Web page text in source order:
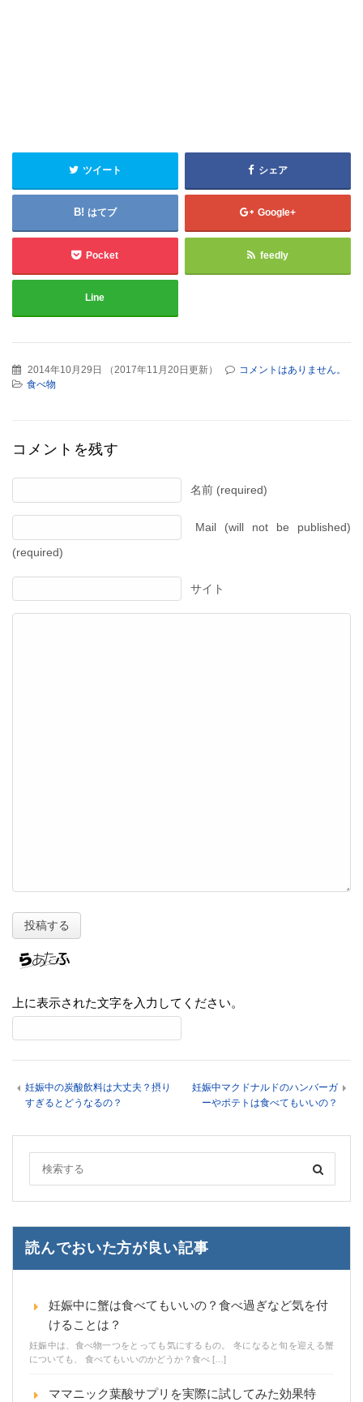
ツイート シェア
はてブ Google+
Pocket feedly
Line
2014年10月29日 （2017年11月20日更新）
コメントはありません。
食べ物
コメントを残す
名前 (required)
Mail (will not be published)
(required)
サイト
上に表示された文字を入力してください。
妊娠中の炭酸飲料は大丈夫？摂り
すぎるとどうなるの？
妊娠中マクドナルドのハンバーガ
ーやポテトは食べてもいいの？
読んでおいた方が良い記事
妊娠中に蟹は食べてもいいの？食べ過ぎなど気を付
けることは？
妊娠中は、食べ物一つをとっても気にするもの。 冬になると旬を迎える蟹
についても、 食べてもいいのかどうか？食べ […]
ママニック葉酸サプリを実際に試してみた効果特